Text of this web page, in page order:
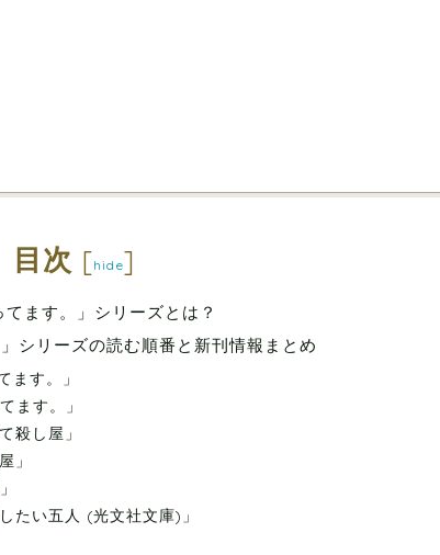
目次 [hide]
ます。」シリーズとは？
シリーズの読む順番と新刊情報まとめ
ます。」
ます。」
殺し屋」
」
たい五人 (光文社文庫)」